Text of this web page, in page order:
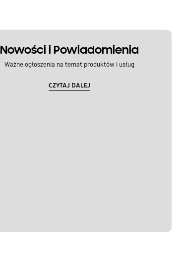
Nowości i Powiadomienia
Ważne ogłoszenia na temat produktów i usług
CZYTAJ DALEJ